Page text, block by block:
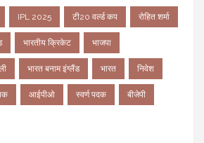
IPL 2025 टी20 वर्ल्ड कप रोहित शर्मा
भारतीय क्रिकेट भाजपा
भारत बनाम इंग्लैंड भारत निवेश
आईपीओ स्वर्ण पदक बीजेपी